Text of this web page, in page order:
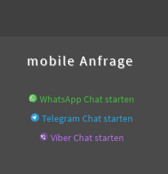
mobile Anfrage
WhatsApp Chat starten
Telegram Chat starten
Viber Chat starten